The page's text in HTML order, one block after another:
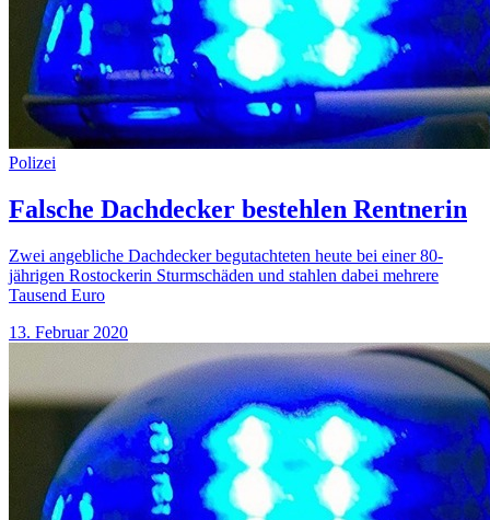
Polizei
Falsche Dachdecker bestehlen Rentnerin
Zwei angebliche Dachdecker begutachteten heute bei einer 80-
jährigen Rostockerin Sturmschäden und stahlen dabei mehrere
Tausend Euro
13. Februar 2020